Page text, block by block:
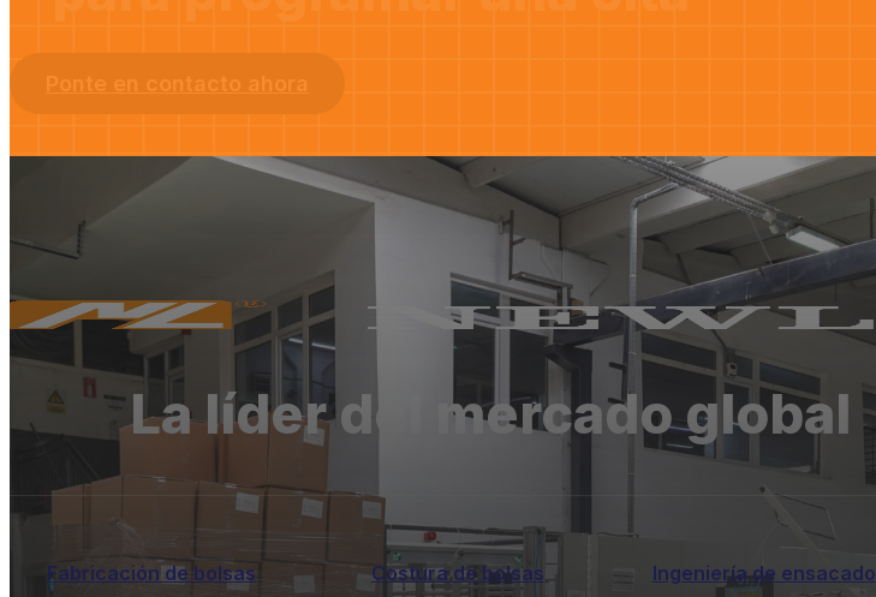
La líder del mercado global
Fabricación de bolsas
Costura de bolsas
Ingeniería de ensacado